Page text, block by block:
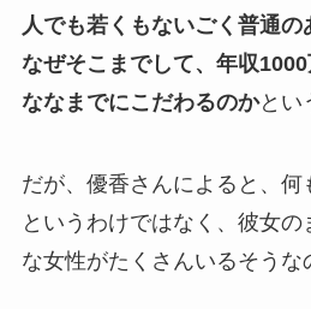
人でも若くもないごく普通の
なぜそこまでして、年収
ななまでにこだわるのかとい
だが、優香さんによると、何
というわけではなく、彼女の
な女性がたくさんいるそうな